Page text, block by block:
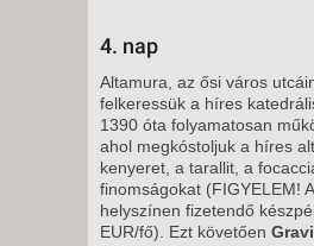
4. nap
Altamura, az ősi város
felkeressük a híres
1390 óta folyamatosan
ahol megkóstoljuk a híres
kenyeret, a tarallit, a
finomságokat (FIGYELEM!
helyszínen fizetendő
EUR/fő). Ezt követően